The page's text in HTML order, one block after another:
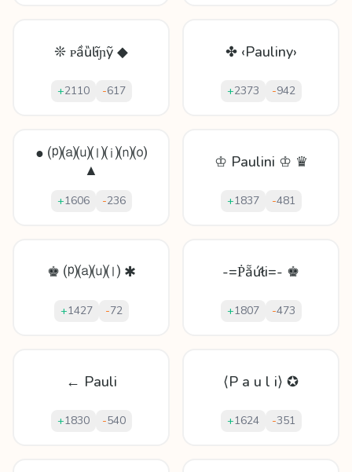
❊ ᴘầȕŀĩɲỹ ◆
+2110 -617
✤ ‹Pauliny›
+2373 -942
● ⒫⒜⒰⒧⒤⒩⒪
▲
+1606 -236
♔ Paulini ♔ ♛
+1837 -481
♚ ⒫⒜⒰⒧ ✱
+1427 -72
-=Ṗẵứłi=- ♚
+1807 -473
← Pauli
+1830 -540
⟨P a u l i⟩ ✪
+1624 -351